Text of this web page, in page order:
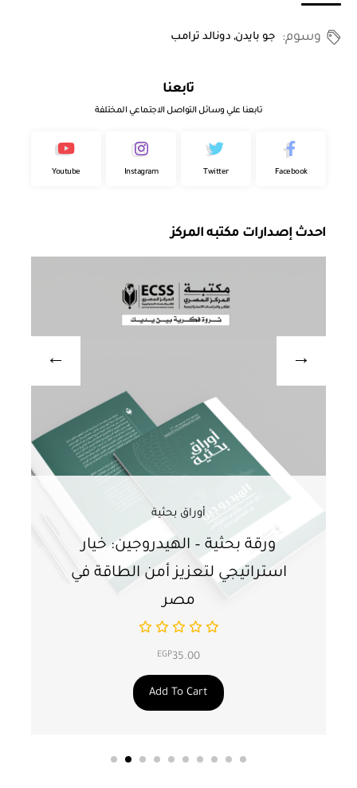
وسوم: جو بايدن,دونالد ترامب
تابعنا
تابعنا علي وسائل التواصل الاجتماعي المختلفة
Facebook
Twitter
Instagram
Youtube
احدث إصدارات مكتبه المركز
أوراق بحثية
ورقة بحثية – الهيدروجين: خيار
استراتيجي لتعزيز أمن الطاقة في
مصر
EGP35.00
Add To Cart